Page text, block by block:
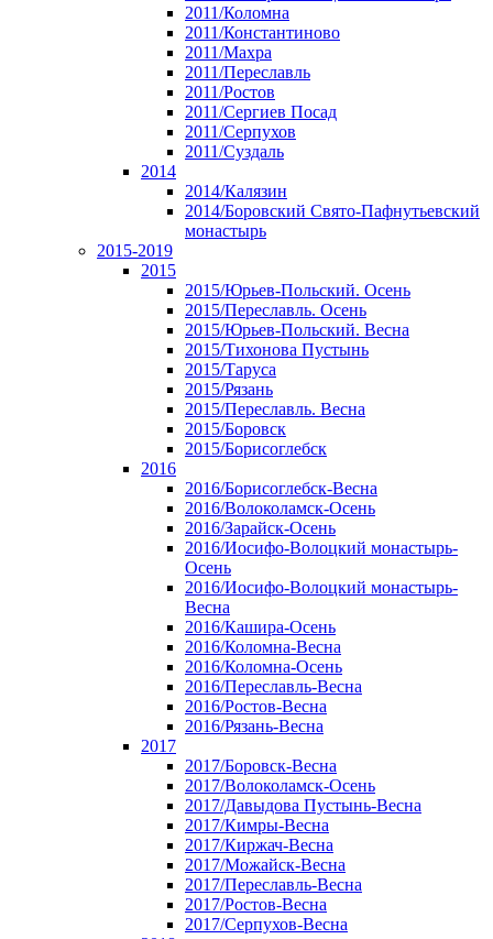
2011/Коломна
2011/Константиново
2011/Махра
2011/Переславль
2011/Ростов
2011/Сергиев Посад
2011/Серпухов
2011/Суздаль
2014
2014/Калязин
2014/Боровский Свято-Пафнутьевский
монастырь
2015-2019
2015
2015/Юрьев-Польский. Осень
2015/Переславль. Осень
2015/Юрьев-Польский. Весна
2015/Тихонова Пустынь
2015/Таруса
2015/Рязань
2015/Переславль. Весна
2015/Боровск
2015/Борисоглебск
2016
2016/Борисоглебск-Весна
2016/Волоколамск-Осень
2016/Зарайск-Осень
2016/Иосифо-Волоцкий монастырь-
Осень
2016/Иосифо-Волоцкий монастырь-
Весна
2016/Кашира-Осень
2016/Коломна-Весна
2016/Коломна-Осень
2016/Переславль-Весна
2016/Ростов-Весна
2016/Рязань-Весна
2017
2017/Боровск-Весна
2017/Волоколамск-Осень
2017/Давыдова Пустынь-Весна
2017/Кимры-Весна
2017/Киржач-Весна
2017/Можайск-Весна
2017/Переславль-Весна
2017/Ростов-Весна
2017/Серпухов-Весна